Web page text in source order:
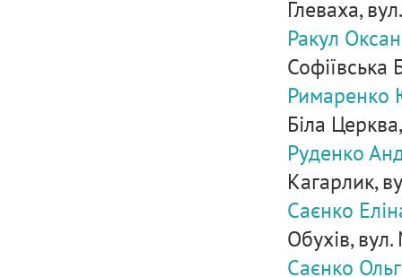
Глеваха,
Ракул
Софіївська
Римаренко
Біла
Руденко
Кагарлик,
Саєнко
Обухів,
Саєнко